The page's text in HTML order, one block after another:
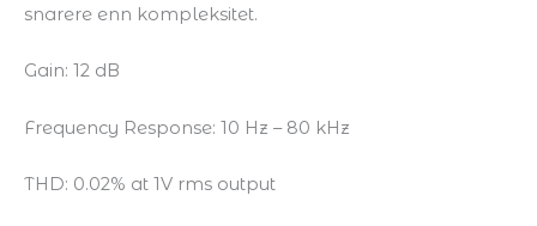
snarere enn kompleksitet.
Gain: 12 dB
Frequency Response: 10 Hz – 80 kHz
THD: 0.02% at 1V rms output